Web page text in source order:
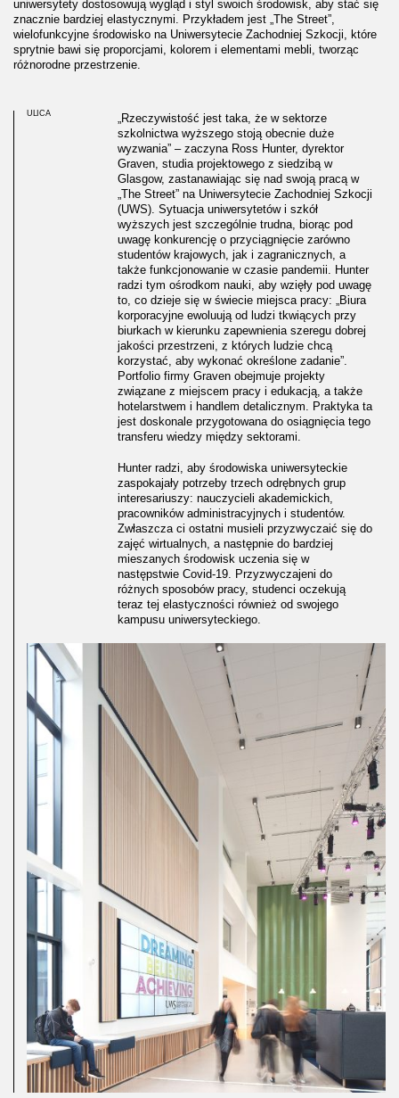
uniwersytety dostosowują wygląd i styl swoich środowisk, aby stać się
znacznie bardziej elastycznymi. Przykładem jest „The Street”,
wielofunkcyjne środowisko na Uniwersytecie Zachodniej Szkocji, które
sprytnie bawi się proporcjami, kolorem i elementami mebli, tworząc
różnorodne przestrzenie.
ULICA
„Rzeczywistość jest taka, że w sektorze
szkolnictwa wyższego stoją obecnie duże
wyzwania” – zaczyna Ross Hunter, dyrektor
Graven, studia projektowego z siedzibą w
Glasgow, zastanawiając się nad swoją pracą w
„The Street” na Uniwersytecie Zachodniej Szkocji
(UWS). Sytuacja uniwersytetów i szkół
wyższych jest szczególnie trudna, biorąc pod
uwagę konkurencję o przyciągnięcie zarówno
studentów krajowych, jak i zagranicznych, a
także funkcjonowanie w czasie pandemii. Hunter
radzi tym ośrodkom nauki, aby wzięły pod uwagę
to, co dzieje się w świecie miejsca pracy: „Biura
korporacyjne ewoluują od ludzi tkwiących przy
biurkach w kierunku zapewnienia szeregu dobrej
jakości przestrzeni, z których ludzie chcą
korzystać, aby wykonać określone zadanie”.
Portfolio firmy Graven obejmuje projekty
związane z miejscem pracy i edukacją, a także
hotelarstwem i handlem detalicznym. Praktyka ta
jest doskonale przygotowana do osiągnięcia tego
transferu wiedzy między sektorami.
Hunter radzi, aby środowiska uniwersyteckie
zaspokajały potrzeby trzech odrębnych grup
interesariuszy: nauczycieli akademickich,
pracowników administracyjnych i studentów.
Zwłaszcza ci ostatni musieli przyzwyczaić się do
zajęć wirtualnych, a następnie do bardziej
mieszanych środowisk uczenia się w
następstwie Covid-19. Przyzwyczajeni do
różnych sposobów pracy, studenci oczekują
teraz tej elastyczności również od swojego
kampusu uniwersyteckiego.